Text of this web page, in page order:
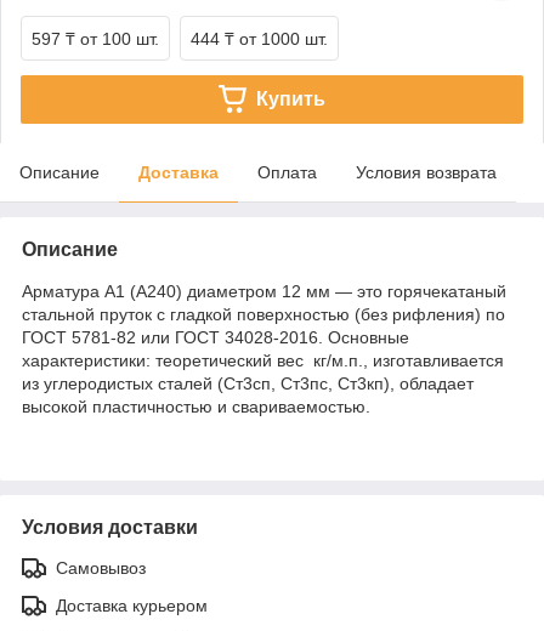
597 ₸ от 100 шт. 444 ₸ от 1000 шт.
Купить
Описание Доставка Оплата Условия возврата
Описание
Арматура А1 (А240) диаметром 12 мм — это горячекатаный
стальной пруток с гладкой поверхностью (без рифления) по
ГОСТ 5781-82 или ГОСТ 34028-2016. Основные
характеристики: теоретический вес кг/м.п., изготавливается
из углеродистых сталей (Ст3сп, Ст3пс, Ст3кп), обладает
высокой пластичностью и свариваемостью.
Условия доставки
Самовывоз
Доставка курьером